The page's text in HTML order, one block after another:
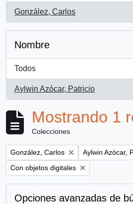
González, Carlos
, 1 resultados
Nombre
Todos
Aylwin Azócar, Patricio
, 1 resultados
Mostrando 1
Colecciones
Remove filter:
González, Carlos Remove filter:
Aylwin Azócar,
Remove filter:
Con objetos digitales
Opciones avanzadas de